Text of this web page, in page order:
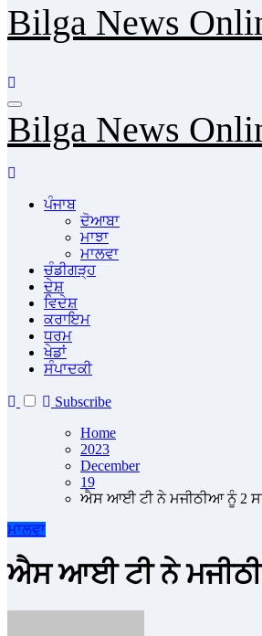
Bilga News
Bilga News
ਪੰਜਾਬ
ਦੋਆਬਾ
ਮਾਝਾ
ਮਾਲਵਾ
ਚੰਡੀਗੜ੍ਹ
ਦੇਸ਼
ਵਿਦੇਸ਼
ਕਰਾਇਮ
ਧਰਮ
ਖੇਡਾਂ
ਸੰਪਾਦਕੀ
Subscribe
Home
2023
December
19
ਐਸ ਆਈ ਟੀ ਨੇ ਮਜੀਠੀਆ ਨੂੰ 2
ਮਾਲਵਾ
ਐਸ ਆਈ ਟੀ ਨੇ